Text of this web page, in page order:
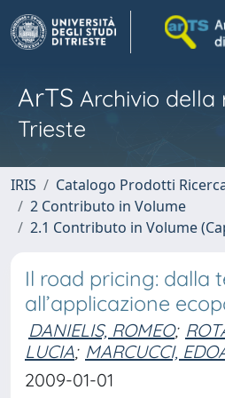
ArTS Archivio della
Trieste
IRIS
Catalogo Prodotti
2 Contributo in Volume
2.1 Contributo in Volume
Il road pricing: dalla
all’applicazione
DANIELIS, ROMEO;
LUCIA; MARCUCCI,
2009-01-01